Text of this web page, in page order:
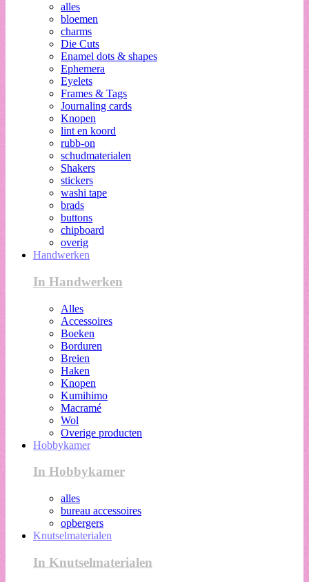
alles
bloemen
charms
Die Cuts
Enamel dots & shapes
Ephemera
Eyelets
Frames & Tags
Journaling cards
Knopen
lint en koord
rubb-on
schudmaterialen
Shakers
stickers
washi tape
brads
buttons
chipboard
overig
Handwerken
In Handwerken
Alles
Accessoires
Boeken
Borduren
Breien
Haken
Knopen
Kumihimo
Macramé
Wol
Overige producten
Hobbykamer
In Hobbykamer
alles
bureau accessoires
opbergers
Knutselmaterialen
In Knutselmaterialen